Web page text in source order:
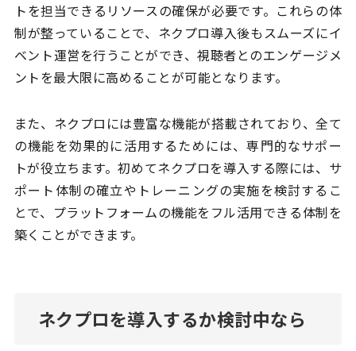
トを担当できるリソースの確保が必要です。これらの体
制が整っていることで、ネクプロ導入後もスムーズにイ
ベント運営を行うことができ、視聴者とのエンゲージメ
ントを最大限に高めることが可能となります。
また、ネクプロには豊富な機能が搭載されており、全て
の機能を効果的に活用するためには、専門的なサポー
トが役立ちます。初めてネクプロを導入する際には、サ
ポート体制の確立やトレーニングの実施を検討するこ
とで、プラットフォームの機能をフル活用できる体制を
築くことができます。
ネクプロを導入するか検討中なら